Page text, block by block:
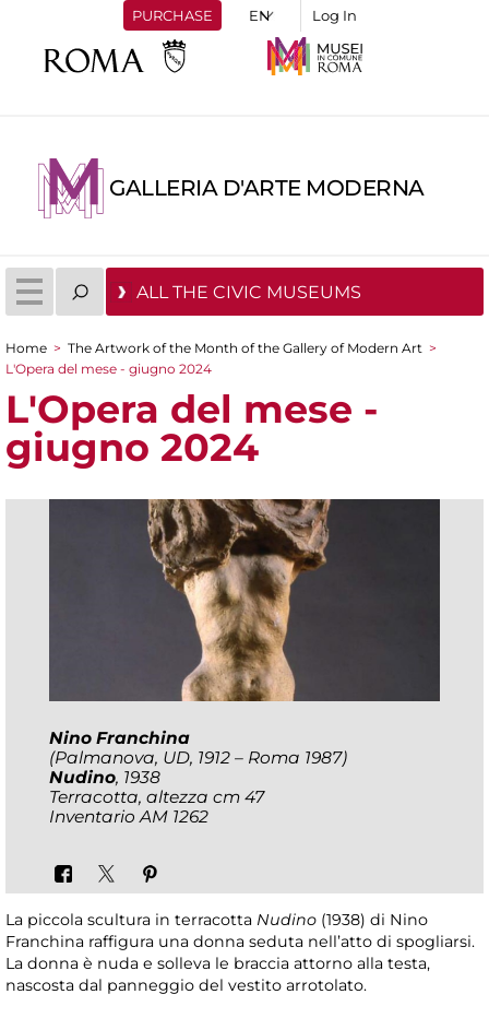
PURCHASE Log In
GALLERIA D'ARTE MODERNA
ALL THE CIVIC MUSEUMS
You are here
Home > The Artwork of the Month of the Gallery of Modern Art >
L'Opera del mese - giugno 2024
L'Opera del mese -
giugno 2024
Nino Franchina
(Palmanova, UD, 1912 – Roma 1987)
Nudino, 1938
Terracotta, altezza cm 47
Inventario AM 1262
La piccola scultura in terracotta Nudino (1938) di Nino
Franchina raffigura una donna seduta nell’atto di spogliarsi.
La donna è nuda e solleva le braccia attorno alla testa,
nascosta dal panneggio del vestito arrotolato.